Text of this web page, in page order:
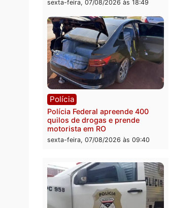
Política
Marcos Rogério apresenta
de Governo com 228 projetos,
metas públicas e
acompanhamento de
sexta-feira, 07/08/2026 às 18:49